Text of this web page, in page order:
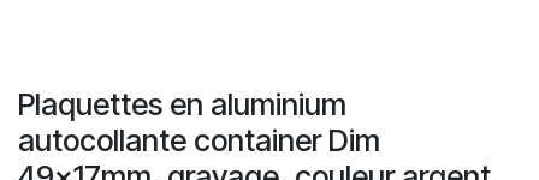
Plaquettes en aluminium
autocollante container Dim